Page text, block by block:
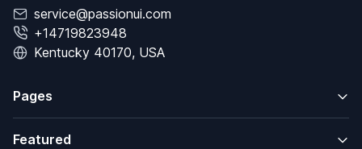
service@passionui.com
+14719823948
Kentucky 40170, USA
Pages
Featured